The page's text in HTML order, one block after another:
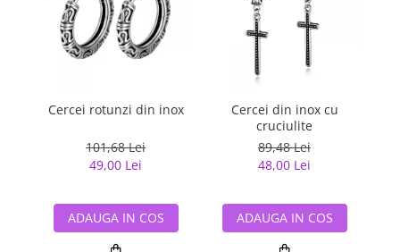
Cercei rotunzi din inox
101,68 Lei
49,00 Lei
ADAUGA IN COS
Cercei din inox cu
cruciulite
89,48 Lei
48,00 Lei
ADAUGA IN COS